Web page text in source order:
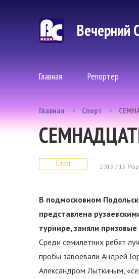
Вечерний
Главная Репортер
Главная Спорт
Спорт 2019 / 15
В подмосковном
представлена
турнире, заняли
Среди семилетних ребят
пробы завоевали Андрей
Александром Лыткиным,